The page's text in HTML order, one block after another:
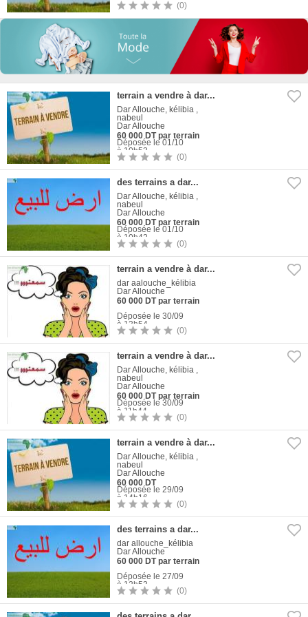
(0)
terrain a vendre à dar...
Déposée le 01/10
à 10h53
Dar Allouche, kélibia ,
nabeul
Dar Allouche
60 000 DT par terrain
(0)
des terrains a dar...
Déposée le 01/10
à 10h42
Dar Allouche, kélibia ,
nabeul
Dar Allouche
60 000 DT par terrain
(0)
terrain a vendre à dar...
Déposée le 30/09
à 13h54
dar aalouche_kélibia
Dar Allouche
60 000 DT par terrain
(0)
terrain a vendre à dar...
Déposée le 30/09
à 11h44
Dar Allouche, kélibia ,
nabeul
Dar Allouche
60 000 DT par terrain
(0)
terrain a vendre à dar...
Déposée le 29/09
à 14h16
Dar Allouche, kélibia ,
nabeul
Dar Allouche
60 000 DT
(0)
des terrains a dar...
Déposée le 27/09
à 12h53
dar allouche_kélibia
Dar Allouche
60 000 DT par terrain
(0)